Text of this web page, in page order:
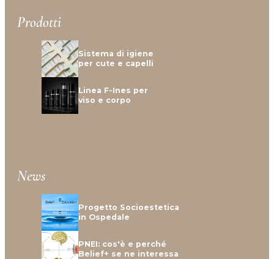
Prodotti
Sistema di igiene
per cute e capelli
Linea F-Ines per
viso e corpo
News
Progetto Socioestetica
in Ospedale
PNEI: cos'è e perché
Belief+ se ne interessa